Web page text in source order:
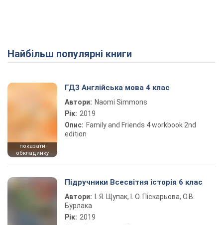
Play Video
Найбільш популярні книги
показати
обкладинку
ГДЗ Англійська мова 4 клас
Автори: Naomi Simmons
Рік: 2019
Опис: Family and Friends 4 workbook 2nd
edition
Підручники Всесвітня історія 6 клас
Автори:
І. Я. Щупак, І. О. Піскарьова, О.В.
Бурлака
Рік: 2019